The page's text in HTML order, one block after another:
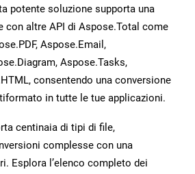
potente soluzione supporta una
con altre API di Aspose.Total come
Aspose.Email,
Aspose.Tasks,
consentendo una conversione
in tutte le tue applicazioni.
centinaia di tipi di file,
complesse con una
Esplora l’elenco completo dei